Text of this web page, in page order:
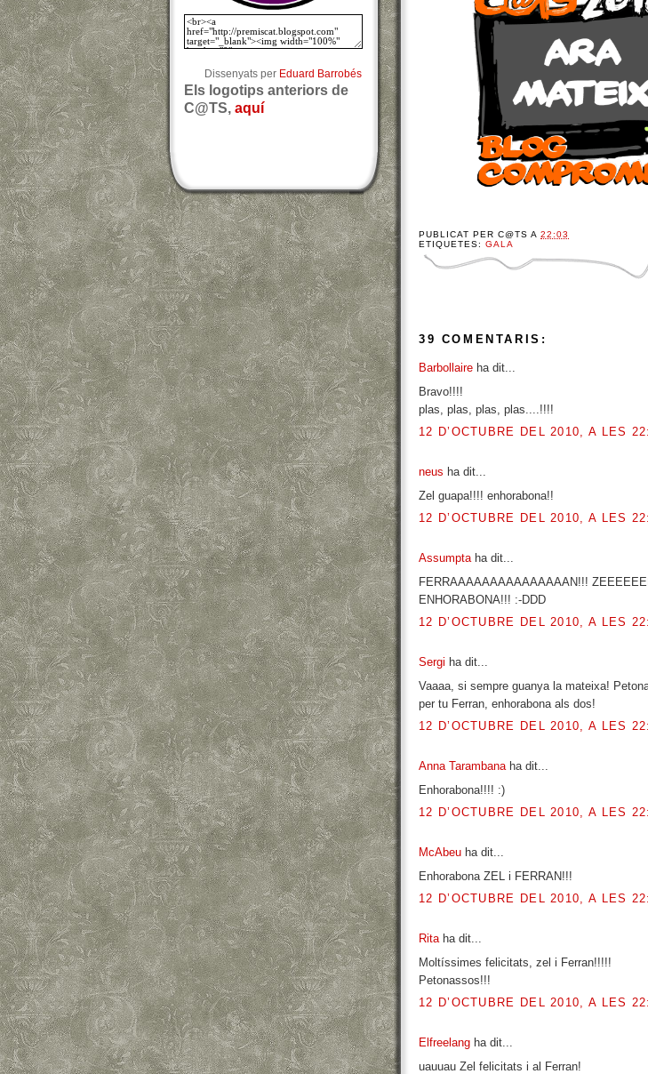
Dissenyats per Eduard Barrobés
Els logotips anteriors de
C@TS, aquí
PUBLICAT PERC@TS A22:03
ETIQUETES:GALA
39 COMENTARIS:
Barbollaire ha dit...
Bravo!!!!
plas, plas, plas, plas....!!!!
12 D’OCTUBRE DEL 2010, A LES
neus ha dit...
Zel guapa!!!! enhorabona!!
12 D’OCTUBRE DEL 2010, A LES
Assumptaha dit...
FERRAAAAAAAAAAAAAAAN!!!
ENHORABONA!!! :-DDD
12 D’OCTUBRE DEL 2010, A LES
Sergi ha dit...
Vaaaa, si sempre guanya la mateixa!
per tu Ferran, enhorabona als dos!
12 D’OCTUBRE DEL 2010, A LES
Anna Tarambanaha dit...
Enhorabona!!!! :)
12 D’OCTUBRE DEL 2010, A LES
McAbeu ha dit...
Enhorabona ZEL i FERRAN!!!
12 D’OCTUBRE DEL 2010, A LES
Ritaha dit...
Moltíssimes felicitats, zel i Ferran!!!!!
Petonassos!!!
12 D’OCTUBRE DEL 2010, A LES
Elfreelang ha dit...
uauuau Zel felicitats i al Ferran!